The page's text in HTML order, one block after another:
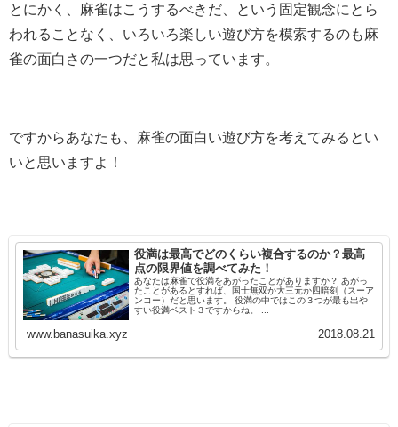
とにかく、麻雀はこうするべきだ、という固定観念にとら
われることなく、いろいろ楽しい遊び方を模索するのも麻
雀の面白さの一つだと私は思っています。
ですからあなたも、麻雀の面白い遊び方を考えてみるとい
いと思いますよ！
役満は最高でどのくらい複合するのか？最高
点の限界値を調べてみた！
あなたは麻雀で役満をあがったことがありますか？ あがっ
たことがあるとすれば、国士無双か大三元か四暗刻（スーア
ンコー）だと思います。 役満の中ではこの３つが最も出や
すい役満ベスト３ですからね。 ...
www.banasuika.xyz 2018.08.21